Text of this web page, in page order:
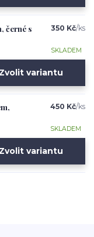
černé s
350 Kč/ks
SKLADEM
Zvolit variantu
450 Kč/ks
SKLADEM
Zvolit variantu